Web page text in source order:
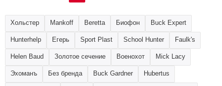
Хольстер Mankoff Beretta Биофон Buck Expert
Hunterhelp Егерь Sport Plast School Hunter Faulk's
Helen Baud Золотое сечение Военохот Mick Lacy
Эхоманъ Без бренда Buck Gardner Hubertus